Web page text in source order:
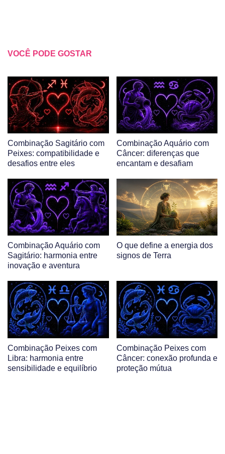
VOCÊ PODE GOSTAR
Combinação Sagitário com
Peixes: compatibilidade e
desafios entre eles
Combinação Aquário com
Câncer: diferenças que
encantam e desafiam
Combinação Aquário com
Sagitário: harmonia entre
inovação e aventura
O que define a energia dos
signos de Terra
Combinação Peixes com
Libra: harmonia entre
sensibilidade e equilíbrio
Combinação Peixes com
Câncer: conexão profunda e
proteção mútua